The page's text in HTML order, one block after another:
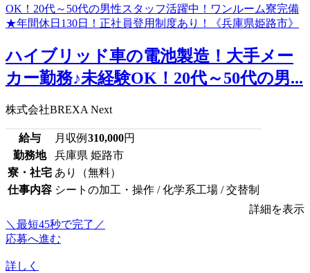
ハイブリッド車の電池製造！大手メー
カー勤務♪未経験OK！20代～50代の男...
株式会社BREXA Next
給与 月収例 310,000円
勤務地
兵庫県 姫路市
寮・社宅 あり（無料）
仕事内容 シートの加工・操作 / 化学系工場 / 交替制
詳細を表示
＼最短45秒で完了／
応募へ進む
詳しく